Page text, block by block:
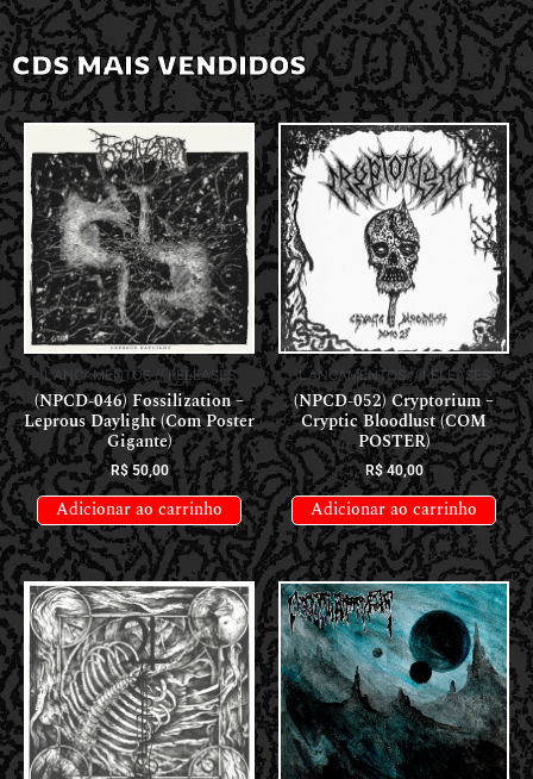
CDS MAIS VENDIDOS
LANÇAMENTOS // RELEASES
(NPCD-046) Fossilization –
Leprous Daylight (Com Poster
Gigante)
R$50,00
Adicionar ao carrinho
LANÇAMENTOS // RELEASES
(NPCD-052) Cryptorium –
Cryptic Bloodlust (COM
POSTER)
R$40,00
Adicionar ao carrinho